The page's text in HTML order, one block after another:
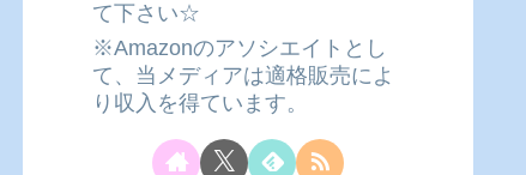
て下さい☆
※Amazonのアソシエイトとし
て、当メディアは適格販売によ
り収入を得ています。